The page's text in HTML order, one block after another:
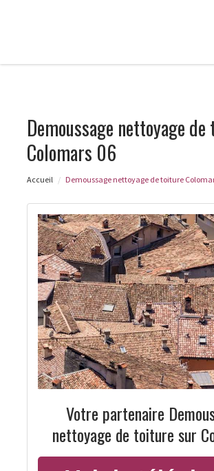
Demoussage nettoyage
Colomars 06
Accueil Demoussage nettoyage de toiture
Votre partenaire
nettoyage de toiture sur